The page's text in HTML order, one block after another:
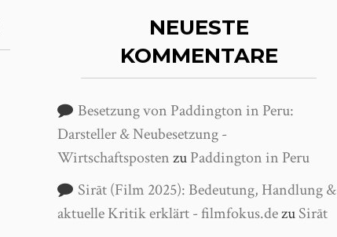
NEUESTE
KOMMENTARE
Besetzung von Paddington in Peru:
Darsteller & Neubesetzung -
WirtschaftspostenzuPaddington in Peru
Sirāt (Film 2025): Bedeutung, Handlung &
aktuelle Kritik erklärt - filmfokus.dezuSirāt